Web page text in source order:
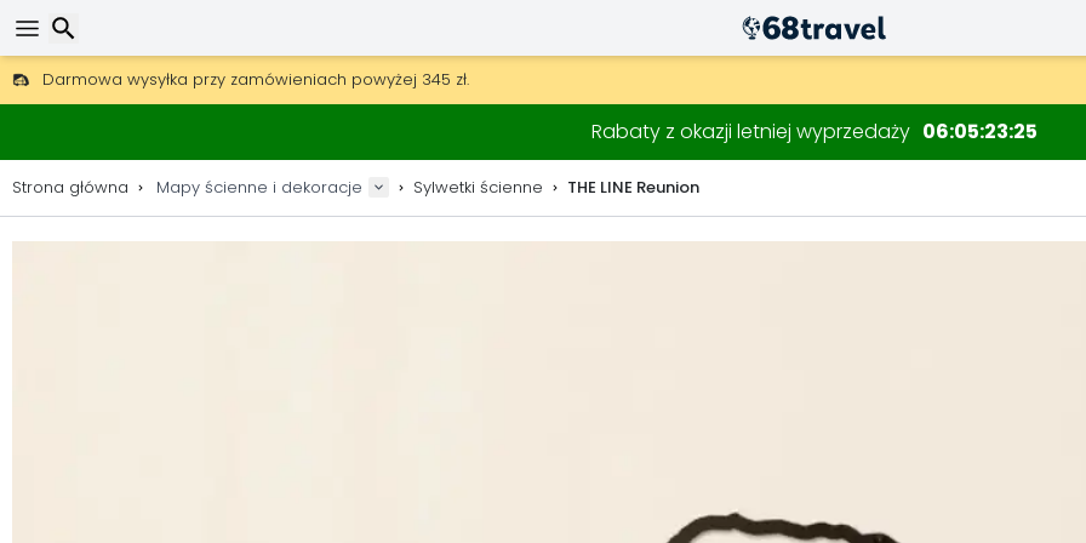
Darmowa wysyłka przy zamówieniach powyżej 345 zł.
30 dni na zwrot, 90 dni na drewniane mapy i dekoracje.
Oryginalny producent map i dekoracji.
Rabaty z okazji letniej wyprzedaży 06052324
Strona główna Mapy ścienne i dekoracje Sylwetki ścienne THE LINE Reunion